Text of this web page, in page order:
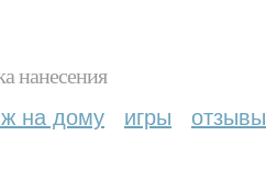
нанесения
на дому игры отзывы